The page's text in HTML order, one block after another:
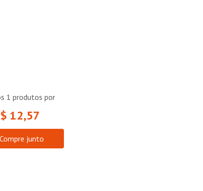
1 produtos por
12,57
Compre junto